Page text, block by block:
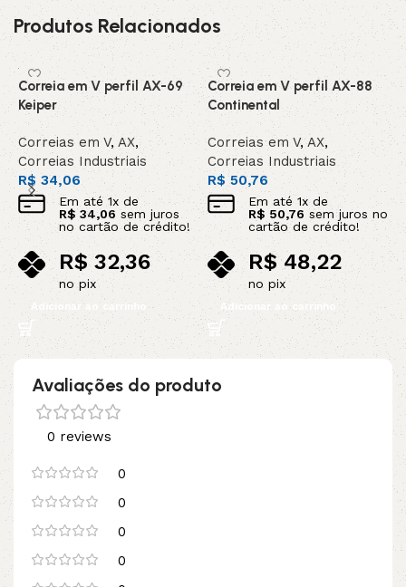
Produtos Relacionados
Correia em V perfil AX-69
Keiper
Correias em V, AX,
Correias Industriais
R$ 34,06
Em até 1x de
R$34,06 sem juros
no cartão de crédito!
R$32,36
no pix
Adicionar ao carrinho
Correia em V perfil AX-88
Continental
Correias em V,AX,
Correias Industriais
R$ 50,76
Em até 1x de
R$ 50,76 sem juros no
cartão de crédito!
R$48,22
no pix
Adicionar ao carrinho
Avaliações do produto
0 reviews
0
0
0
0